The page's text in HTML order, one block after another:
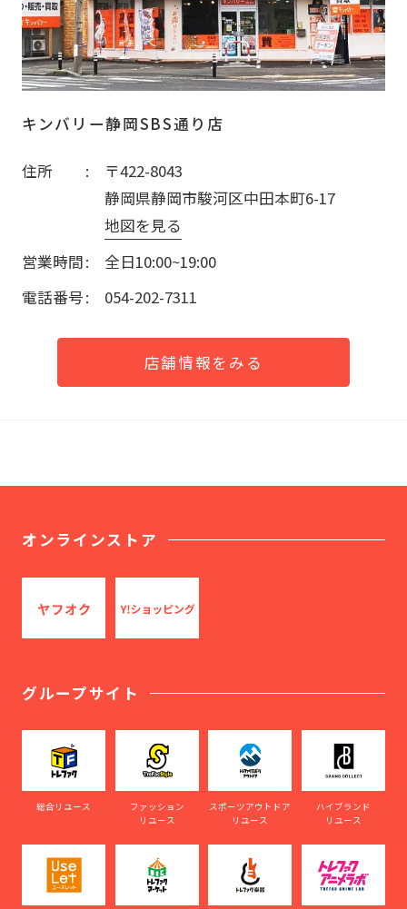
キンバリー静岡SBS通り店
住所
〒422-8043
静岡県静岡市駿河区中田本町6-17
地図を見る
営業時間
全日10:00~19:00
電話番号
054-202-7311
店舗情報をみる
オンラインストア
グループサイト
総合リユース
ファッション
リユース
スポーツアウトドア
リユース
ハイブランド
リユース